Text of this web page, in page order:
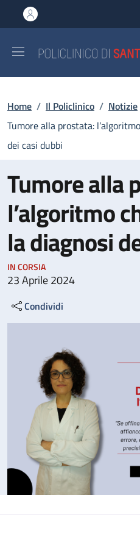
al contenuto principale
to footer content
Briciole di pane
Home / Il Policlinico / Notizie
Tumore alla prostata:
dei casi dubbi
Tumore alla
l’algoritmo
la diagnosi
IN CORSIA
23 Aprile 2024
Condividi